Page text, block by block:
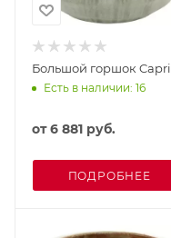
Большой горшок Capri
Есть в наличии: 16
от6 881 руб.
ПОДРОБНЕЕ